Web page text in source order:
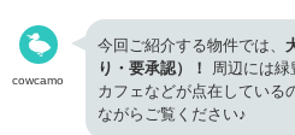
cowcamo
今回ご紹介する物件では、
り・要承認）！
周辺には
カフェなどが点在している
ながらご覧ください♪